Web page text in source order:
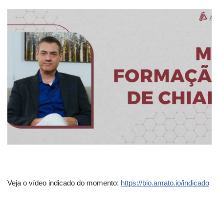
Veja o vídeo indicado do momento: https://bio.amato.io/indicado